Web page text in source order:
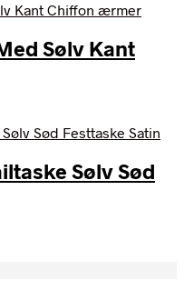
Sølv Kant
Sølv Sød